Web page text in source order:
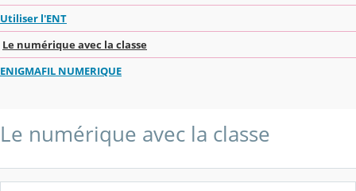
Utiliser l'ENT
Le numérique avec la classe
ENIGMAFIL NUMERIQUE
Le numérique avec la classe